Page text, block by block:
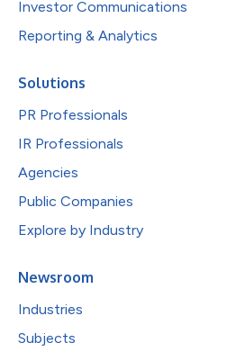
Investor Communications
Reporting & Analytics
Solutions
PR Professionals
IR Professionals
Agencies
Public Companies
Explore by Industry
Newsroom
Industries
Subjects